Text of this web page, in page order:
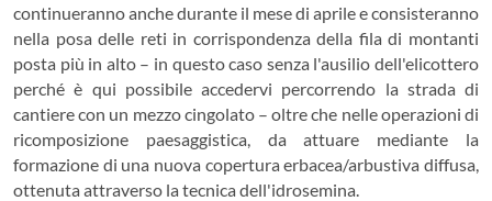
continueranno anche durante il mese di aprile e consisteranno
nella posa delle reti in corrispondenza della fila di montanti
posta più in alto – in questo caso senza l'ausilio dell'elicottero
perché è qui possibile accedervi percorrendo la strada di
cantiere con un mezzo cingolato – oltre che nelle operazioni di
ricomposizione paesaggistica, da attuare mediante la
formazione di una nuova copertura erbacea/arbustiva diffusa,
ottenuta attraverso la tecnica dell'idrosemina.